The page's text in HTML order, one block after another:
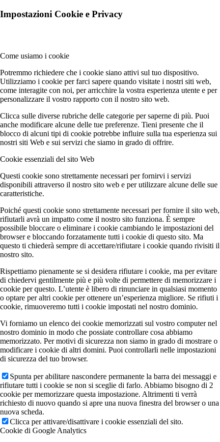
Impostazioni Cookie e Privacy
Come usiamo i cookie
Potremmo richiedere che i cookie siano attivi sul tuo dispositivo.
Utilizziamo i cookie per farci sapere quando visitate i nostri siti web,
come interagite con noi, per arricchire la vostra esperienza utente e per
personalizzare il vostro rapporto con il nostro sito web.
Clicca sulle diverse rubriche delle categorie per saperne di più. Puoi
anche modificare alcune delle tue preferenze. Tieni presente che il
blocco di alcuni tipi di cookie potrebbe influire sulla tua esperienza sui
nostri siti Web e sui servizi che siamo in grado di offrire.
Cookie essenziali del sito Web
Questi cookie sono strettamente necessari per fornirvi i servizi
disponibili attraverso il nostro sito web e per utilizzare alcune delle sue
caratteristiche.
Poiché questi cookie sono strettamente necessari per fornire il sito web,
rifiutarli avrà un impatto come il nostro sito funziona. È sempre
possibile bloccare o eliminare i cookie cambiando le impostazioni del
browser e bloccando forzatamente tutti i cookie di questo sito. Ma
questo ti chiederà sempre di accettare/rifiutare i cookie quando rivisiti il
nostro sito.
Rispettiamo pienamente se si desidera rifiutare i cookie, ma per evitare
di chiedervi gentilmente più e più volte di permettere di memorizzare i
cookie per questo. L’utente è libero di rinunciare in qualsiasi momento
o optare per altri cookie per ottenere un’esperienza migliore. Se rifiuti i
cookie, rimuoveremo tutti i cookie impostati nel nostro dominio.
Vi forniamo un elenco dei cookie memorizzati sul vostro computer nel
nostro dominio in modo che possiate controllare cosa abbiamo
memorizzato. Per motivi di sicurezza non siamo in grado di mostrare o
modificare i cookie di altri domini. Puoi controllarli nelle impostazioni
di sicurezza del tuo browser.
Spunta per abilitare nascondere permanente la barra dei messaggi e
rifiutare tutti i cookie se non si sceglie di farlo. Abbiamo bisogno di 2
cookie per memorizzare questa impostazione. Altrimenti ti verrà
richiesto di nuovo quando si apre una nuova finestra del browser o una
nuova scheda.
Clicca per attivare/disattivare i cookie essenziali del sito.
Cookie di Google Analytics